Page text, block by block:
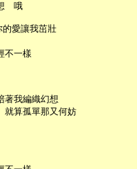
　哦
愛讓我茁壯
不一樣
我編織幻想
算孤單那又何妨